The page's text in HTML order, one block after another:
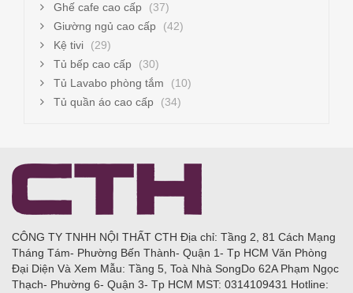
Ghế cafe cao cấp
(37)
Giường ngủ cao cấp
(42)
Kệ tivi
(29)
Tủ bếp cao cấp
(30)
Tủ Lavabo phòng tắm
(10)
Tủ quần áo cao cấp
(34)
CÔNG TY TNHH NỘI THẤT CTH Địa chỉ: Tầng 2, 81 Cách Mạng
Tháng Tám- Phường Bến Thành- Quận 1- Tp HCM Văn Phòng
Đại Diện Và Xem Mẫu: Tầng 5, Toà Nhà SongDo 62A Phạm Ngọc
Thạch- Phường 6- Quận 3- Tp HCM MST: 0314109431 Hotline: